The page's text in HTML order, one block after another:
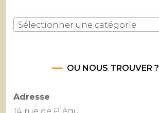
Sélectionner une catégorie
OU NOUS TROUVER ?
Adresse